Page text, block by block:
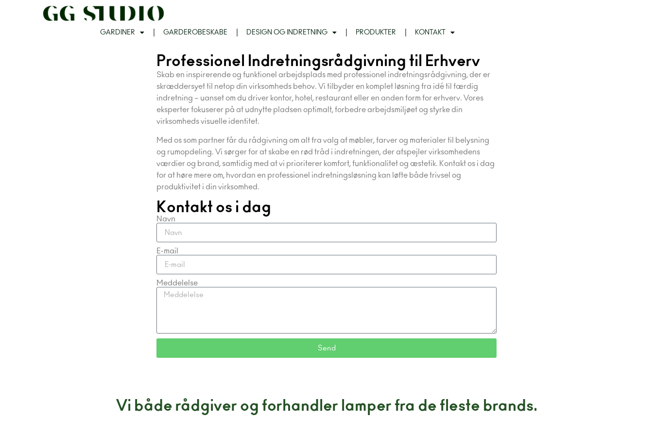
GARDINER GARDEROBESKABE DESIGN OG INDRETNING PRODUKTER KONTAKT
Professionel Indretningsrådgivning til Erhverv
Skab en inspirerende og funktionel arbejdsplads med professionel indretningsrådgivning, der er
skræddersyet til netop din virksomheds behov. Vi tilbyder en komplet løsning fra idé til færdig
indretning – uanset om du driver kontor, hotel, restaurant eller en anden form for erhverv. Vores
eksperter fokuserer på at udnytte pladsen optimalt, forbedre arbejdsmiljøet og styrke din
virksomheds visuelle identitet.
Med os som partner får du rådgivning om alt fra valg af møbler, farver og materialer til belysning
og rumopdeling. Vi sørger for at skabe en rød tråd i indretningen, der afspejler virksomhedens
værdier og brand, samtidig med at vi prioriterer komfort, funktionalitet og æstetik. Kontakt os i dag
for at høre mere om, hvordan en professionel indretningsløsning kan løfte både trivsel og
produktivitet i din virksomhed.
Kontakt os i dag
Navn
E-mail
Meddelelse
Send
Vi både rådgiver og forhandler lamper fra de fleste brands.